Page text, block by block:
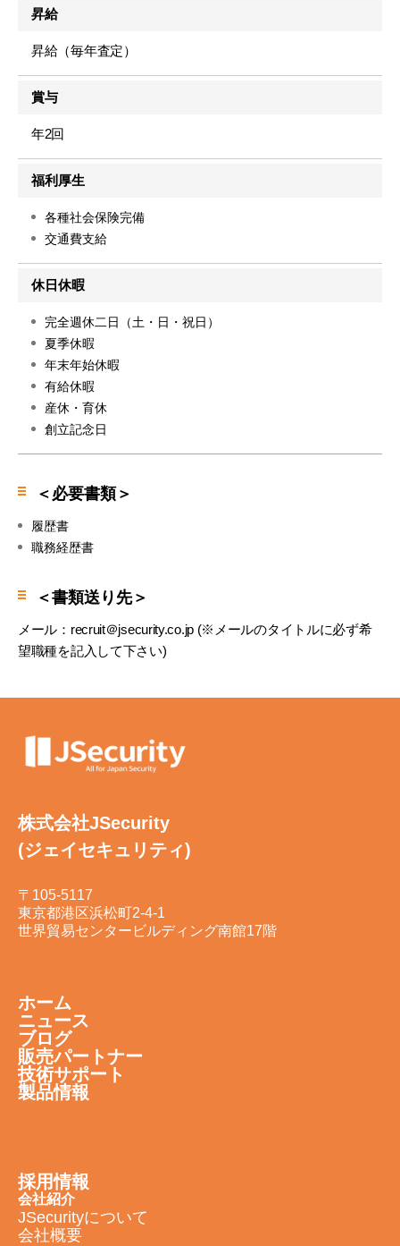
昇給
昇給（毎年査定）
賞与
年2回
福利厚生
各種社会保険完備
交通費支給
休日休暇
完全週休二日（土・日・祝日）
夏季休暇
年末年始休暇
有給休暇
産休・育休
創立記念日
＜必要書類＞
履歴書
職務経歴書
＜書類送り先＞
メール： recruit＠jsecurity.co.jp(※メールのタイトルに必ず希
望職種を記入して下さい)
株式会社JSecurity
(ジェイセキュリティ)
〒105-5117
東京都港区浜松町2-4-1
世界貿易センタービルディング南館17階
ホーム
ニュース
ブログ
販売パートナー
技術サポート
製品情報
採用情報
会社紹介
JSecurityについて
会社概要